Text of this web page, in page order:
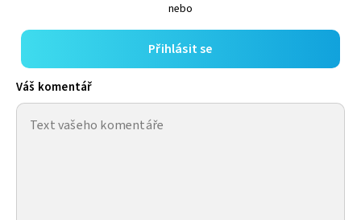
nebo
Přihlásit se
Váš komentář